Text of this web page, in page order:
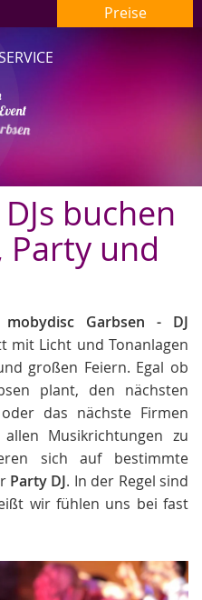
Preise
buchen
und
mobydisc Garbsen - DJ
mit Licht und Tonanlagen
großen Feiern. Egal ob
plant, den nächsten
das nächste Firmen
Musikrichtungen zu
sich auf bestimmte
Party DJ. In der Regel sind
wir fühlen uns bei fast